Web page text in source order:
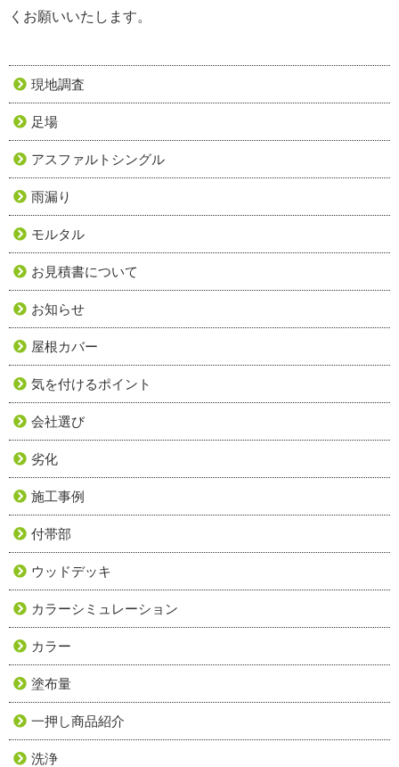
くお願いいたします。
現地調査
足場
アスファルトシングル
雨漏り
モルタル
お見積書について
お知らせ
屋根カバー
気を付けるポイント
会社選び
劣化
施工事例
付帯部
ウッドデッキ
カラーシミュレーション
カラー
塗布量
一押し商品紹介
洗浄